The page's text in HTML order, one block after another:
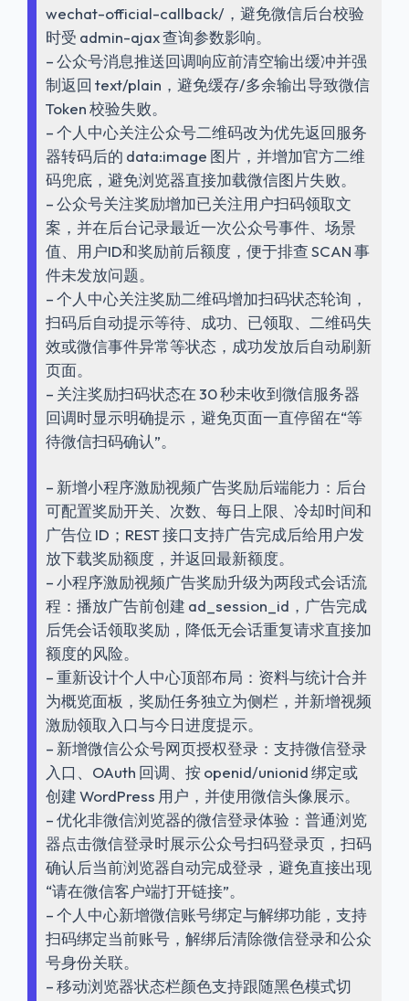
wechat-official-callback/，避免微信后台校验
时受 admin-ajax 查询参数影响。
– 公众号消息推送回调响应前清空输出缓冲并强
制返回 text/plain，避免缓存/多余输出导致微信
Token 校验失败。
– 个人中心关注公众号二维码改为优先返回服务
器转码后的 data:image 图片，并增加官方二维
码兜底，避免浏览器直接加载微信图片失败。
– 公众号关注奖励增加已关注用户扫码领取文
案，并在后台记录最近一次公众号事件、场景
值、用户ID和奖励前后额度，便于排查 SCAN 事
件未发放问题。
– 个人中心关注奖励二维码增加扫码状态轮询，
扫码后自动提示等待、成功、已领取、二维码失
效或微信事件异常等状态，成功发放后自动刷新
页面。
– 关注奖励扫码状态在 30 秒未收到微信服务器
回调时显示明确提示，避免页面一直停留在“等
待微信扫码确认”。
– 新增小程序激励视频广告奖励后端能力：后台
可配置奖励开关、次数、每日上限、冷却时间和
广告位 ID；REST 接口支持广告完成后给用户发
放下载奖励额度，并返回最新额度。
– 小程序激励视频广告奖励升级为两段式会话流
程：播放广告前创建 ad_session_id，广告完成
后凭会话领取奖励，降低无会话重复请求直接加
额度的风险。
– 重新设计个人中心顶部布局：资料与统计合并
为概览面板，奖励任务独立为侧栏，并新增视频
激励领取入口与今日进度提示。
– 新增微信公众号网页授权登录：支持微信登录
入口、OAuth 回调、按 openid/unionid 绑定或
创建 WordPress 用户，并使用微信头像展示。
– 优化非微信浏览器的微信登录体验：普通浏览
器点击微信登录时展示公众号扫码登录页，扫码
确认后当前浏览器自动完成登录，避免直接出现
“请在微信客户端打开链接”。
– 个人中心新增微信账号绑定与解绑功能，支持
扫码绑定当前账号，解绑后清除微信登录和公众
号身份关联。
– 移动浏览器状态栏颜色支持跟随黑色模式切